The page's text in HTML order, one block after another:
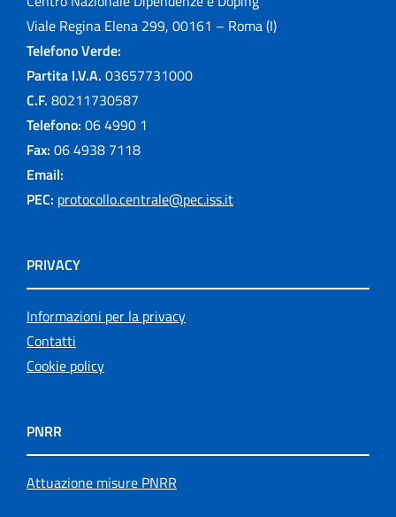
Viale Regina Elena 299, 00161 – Roma (I)
Telefono Verde:
Partita I.V.A. 03657731000
C.F. 80211730587
Telefono: 06 4990 1
Fax: 06 4938 7118
Email:
PEC: protocollo.centrale@pec.iss.it
PRIVACY
Informazioni per la privacy
Contatti
Cookie policy
PNRR
Attuazione misure PNRR